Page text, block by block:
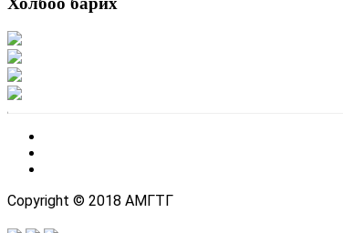
Copyright © 2018 АМГТГ